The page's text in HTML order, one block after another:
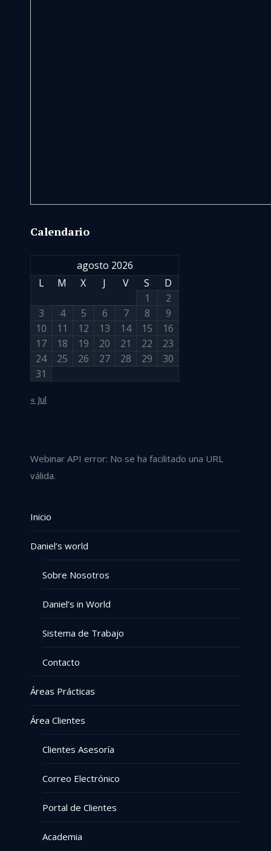
Calendario
agosto 2026
L
M X J V S
D
1
2
3
4 5 6 7 8
9
10
11 12 13 14 15
16
17
18 19 20 21 22
23
24
25 26 27 28 29
30
31
« Jul
Webinar API error: No se ha facilitado una URL
válida.
Inicio
Daniel’s world
Sobre Nosotros
Daniel’s in World
Sistema de Trabajo
Contacto
Áreas Prácticas
Área Clientes
Clientes Asesoría
Correo Electrónico
Portal de Clientes
Academia